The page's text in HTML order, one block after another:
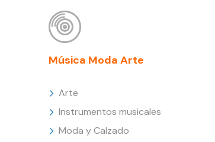
Música Moda Arte
Arte
Instrumentos musicales
Moda y Calzado